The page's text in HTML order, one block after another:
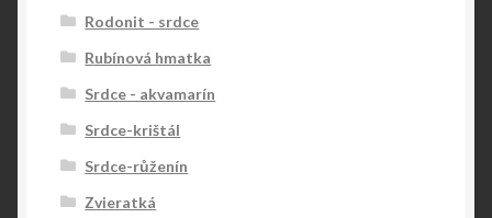
Rodonit - srdce
Rubínová hmatka
Srdce - akvamarín
Srdce-krištál
Srdce-růženín
Zvieratká